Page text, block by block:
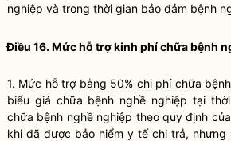
nghiệp và trong thời gian bảo đảm bệnh
Điều 16. Mức hỗ trợ kinh phí chữa bệnh
1. Mức hỗ trợ bằng 50% chi phí chữa
biểu giá chữa bệnh nghề nghiệp tại
chữa bệnh nghề nghiệp theo quy định
khi đã được bảo hiểm y tế chi trả, nhưng